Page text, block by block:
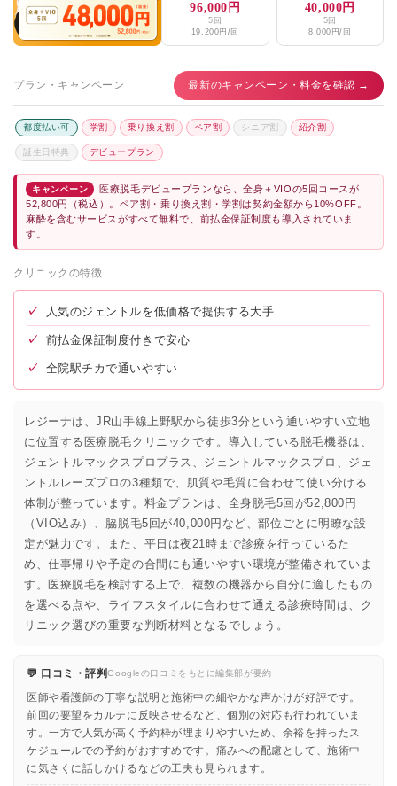
96,000円
5回
19,200円/回
40,000円
5回
8,000円/回
プラン・キャンペーン 最新のキャンペーン・料金を確認 →
都度払い可 学割 乗り換え割 ペア割 シニア割 紹介割
誕生日特典 デビュープラン
キャンペーン
医療脱毛デビュープランなら、全身＋VIOの5回コースが
52,800円（税込）。ペア割・乗り換え割・学割は契約金額から10%OFF。
麻酔を含むサービスがすべて無料で、前払金保証制度も導入されていま
す。
クリニックの特徴
✓ 人気のジェントルを低価格で提供する大手
✓ 前払金保証制度付きで安心
✓ 全院駅チカで通いやすい
レジーナは、JR山手線上野駅から徒歩3分という通いやすい立地
に位置する医療脱毛クリニックです。導入している脱毛機器は、
ジェントルマックスプロプラス、ジェントルマックスプロ、ジェ
ントルレーズプロの3種類で、肌質や毛質に合わせて使い分ける
体制が整っています。料金プランは、全身脱毛5回が52,800円
（VIO込み）、脇脱毛5回が40,000円など、部位ごとに明瞭な設
定が魅力です。また、平日は夜21時まで診療を行っているた
め、仕事帰りや予定の合間にも通いやすい環境が整備されていま
す。医療脱毛を検討する上で、複数の機器から自分に適したもの
を選べる点や、ライフスタイルに合わせて通える診療時間は、ク
リニック選びの重要な判断材料となるでしょう。
💬 口コミ・評判Googleの口コミをもとに編集部が要約
医師や看護師の丁寧な説明と施術中の細やかな声かけが好評です。
前回の要望をカルテに反映させるなど、個別の対応も行われていま
す。一方で人気が高く予約枠が埋まりやすいため、余裕を持ったス
ケジュールでの予約がおすすめです。痛みへの配慮として、施術中
に気さくに話しかけるなどの工夫も見られます。